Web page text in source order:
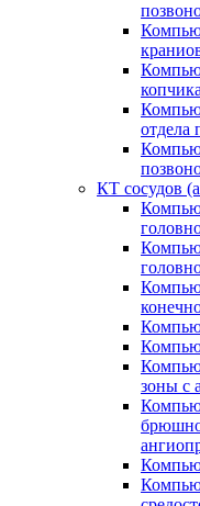
копчика
отдела
КТ сосудов
зоны с